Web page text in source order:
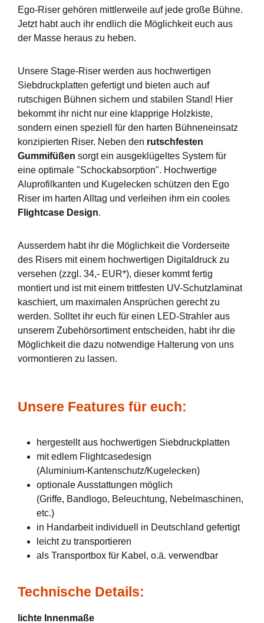
Ego-Riser gehören mittlerweile auf jede große Bühne.
Jetzt habt auch ihr endlich die Möglichkeit euch aus
der Masse heraus zu heben.
Unsere Stage-Riser werden aus hochwertigen
Siebdruckplatten gefertigt und bieten auch auf
rutschigen Bühnen sichern und stabilen Stand! Hier
bekommt ihr nicht nur eine klapprige Holzkiste,
sondern einen speziell für den harten Bühneneinsatz
konzipierten Riser. Neben den rutschfesten
Gummifüßen sorgt ein ausgeklügeltes System für
eine optimale "Schockabsorption". Hochwertige
Aluprofilkanten und Kugelecken schützen den Ego
Riser im harten Alltag und verleihen ihm ein cooles
Flightcase Design.
Ausserdem habt ihr die Möglichkeit die Vorderseite
des Risers mit einem hochwertigen Digitaldruck zu
versehen (zzgl. 34,- EUR*), dieser kommt fertig
montiert und ist mit einem trittfesten UV-Schutzlaminat
kaschiert, um maximalen Ansprüchen gerecht zu
werden. Solltet ihr euch für einen LED-Strahler aus
unserem Zubehörsortiment entscheiden, habt ihr die
Möglichkeit die dazu notwendige Halterung von uns
vormontieren zu lassen.
Unsere Features für euch:
hergestellt aus hochwertigen Siebdruckplatten
mit edlem Flightcasedesign
(Aluminium-Kantenschutz/Kugelecken)
optionale Ausstattungen möglich
(Griffe, Bandlogo, Beleuchtung, Nebelmaschinen,
etc.)
in Handarbeit individuell in Deutschland gefertigt
leicht zu transportieren
als Transportbox für Kabel, o.ä. verwendbar
Technische Details:
lichte Innenmaße